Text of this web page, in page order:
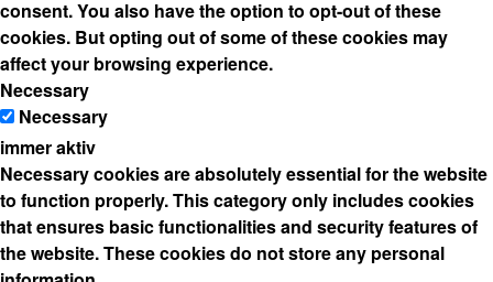
consent. You also have the option to opt-out of these
cookies. But opting out of some of these cookies may
affect your browsing experience.
Necessary
Necessary
immer aktiv
Necessary cookies are absolutely essential for the website
to function properly. This category only includes cookies
that ensures basic functionalities and security features of
the website. These cookies do not store any personal